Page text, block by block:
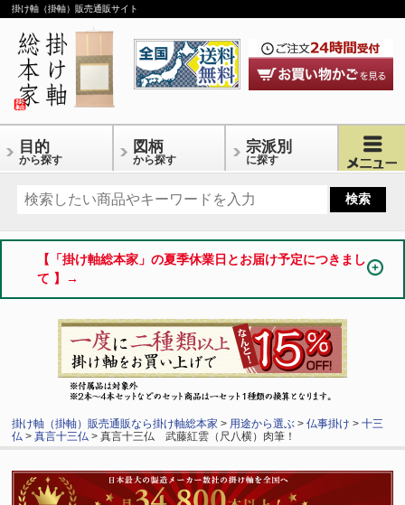
掛け軸（掛軸）販売通販サイト
目的
から探す
図柄
から探す
宗派別
に探す
【「掛け軸総本家」の夏季休業日とお届け予定につきまし
て 】→
掛け軸（掛軸）販売通販なら掛け軸総本家 > 用途から選ぶ >仏事掛け >十三
仏 >真言十三仏 > 真言十三仏 武藤紅雲（尺八横）肉筆！